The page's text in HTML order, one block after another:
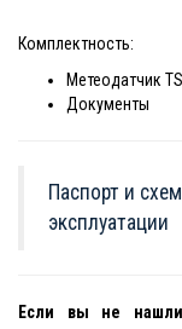
Комплектность:
Метеодатчик
Документы
Паспорт и
эксплуатации
Если вы не